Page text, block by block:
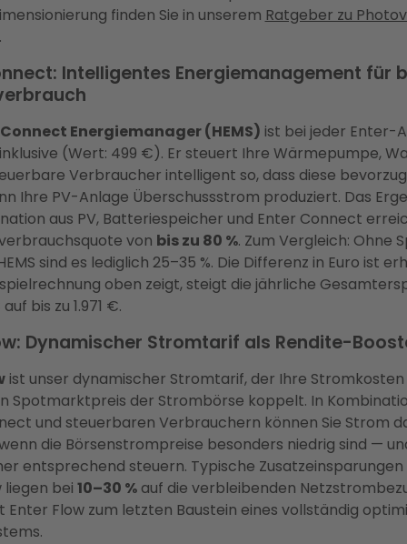
finden Sie in unserem Ratgeber zu
Intelligentes Energiemanagement für
Energiemanager (HEMS) ist bei jeder Enter-
(Wert: 499 €). Er steuert Ihre Wärmepumpe,
Verbraucher intelligent so, dass diese
Ihre PV-Anlage Überschussstrom produziert. Das
aus PV, Batteriespeicher und Enter Connect
von bis zu 80 %. Zum Vergleich: Ohne
sind es lediglich 25–35 %. Die Differenz in Euro ist
oben zeigt, steigt die jährliche
bis zu 1.971 €.
Dynamischer Stromtarif als Rendite-
ist unser dynamischer Stromtarif, der Ihre Stromkosten
Spotmarktpreis der Strombörse koppelt. In
und steuerbaren Verbrauchern können Sie Strom
die Börsenstrompreise besonders niedrig sind —
entsprechend steuern. Typische
liegen bei 10–30 %auf die verbleibenden
Enter Flow zum letzten Baustein eines vollständig